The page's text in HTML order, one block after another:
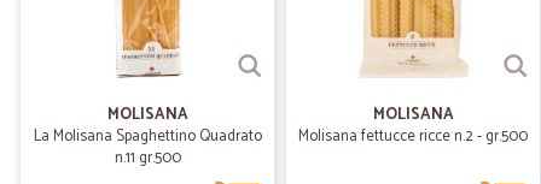
MOLISANA
La Molisana Spaghettino Quadrato
n.11 gr.500
MOLISANA
Molisana fettucce ricce n.2 - gr.500